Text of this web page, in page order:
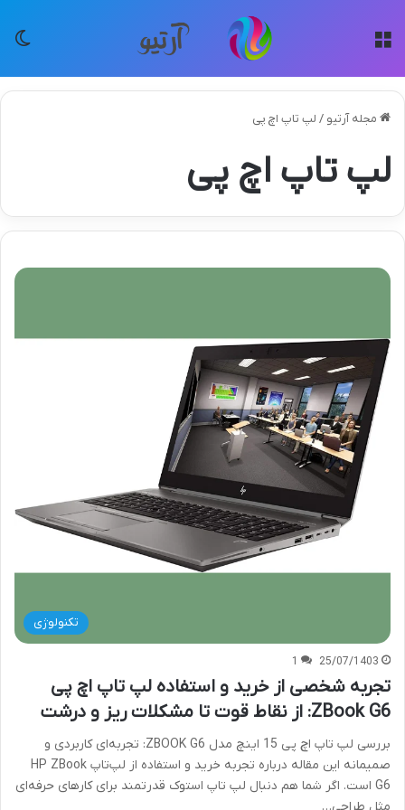
مجله آرتیو / لپ تاپ اچ پی
لپ تاپ اچ پی
تکنولوژی
25/07/1403
1
تجربه شخصی از خرید و استفاده لپ تاپ اچ پی
ZBook G6: از نقاط قوت تا مشکلات ریز و درشت
بررسی لپ تاپ اچ پی 15 اینچ مدل ZBOOK G6: تجربه‌ای کاربردی و
صمیمانه این مقاله درباره تجربه خرید و استفاده از لپ‌تاپ HP ZBook
G6 است. اگر شما هم دنبال لپ تاپ استوک قدرتمند برای کارهای حرفه‌ای